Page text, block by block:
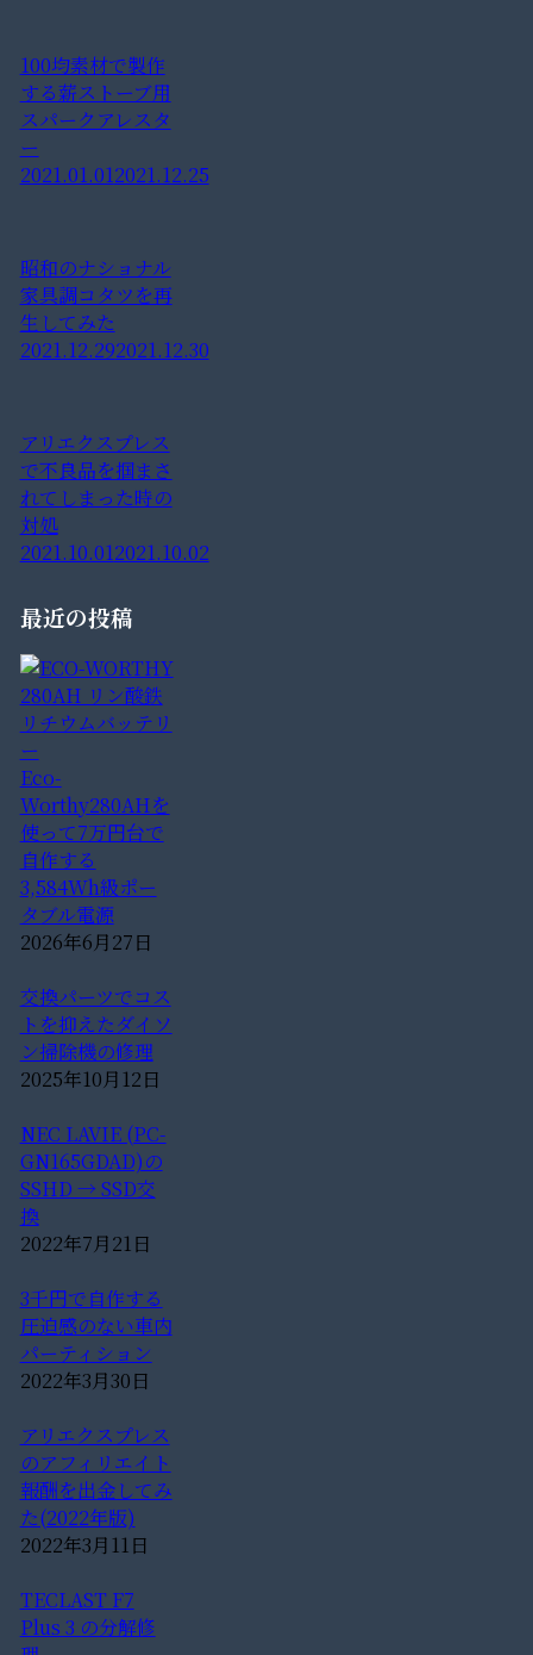
100均素材で製作
する薪ストーブ用
スパークアレスタ
ー
2021.01.012021.12.25
昭和のナショナル
家具調コタツを再
生してみた
2021.12.292021.12.30
アリエクスプレス
で不良品を掴まさ
れてしまった時の
対処
2021.10.012021.10.02
最近の投稿
Eco-
Worthy280AHを
使って7万円台で
自作する
3,584Wh級ポー
タブル電源
2026年6月27日
交換パーツでコス
トを抑えたダイソ
ン掃除機の修理
2025年10月12日
NEC LAVIE (PC-
GN165GDAD)の
SSHD → SSD交
換
2022年7月21日
3千円で自作する
圧迫感のない車内
パーティション
2022年3月30日
アリエクスプレス
のアフィリエイト
報酬を出金してみ
た(2022年版)
2022年3月11日
TECLAST F7
Plus 3 の分解修